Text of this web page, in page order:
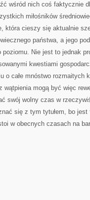
wśród nich coś faktycznie
miłośników
która cieszy się aktualnie
państwa, a jego
Nie jest to jednak
kwestiami
o całe mnóstwo rozmaitych
wątpienia mogą być więc
swój wolny czas w
się z tym tytułem, bo
w obecnych czasach na